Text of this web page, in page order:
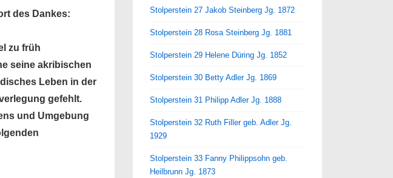
des Dankes:
zu früh
seine akribischen
Leben in der
gefehlt.
und Umgebung
Stolperstein 27 Jakob Steinberg Jg. 1872
Stolperstein 28 Rosa Steinberg Jg. 1881
Stolperstein 29 Helene Düring Jg. 1852
Stolperstein 30 Betty Adler Jg. 1869
Stolperstein 31 Philipp Adler Jg. 1888
Stolperstein 32 Ruth Filler geb. Adler Jg.
1929
Stolperstein 33 Fanny Philippsohn geb.
Heilbrunn Jg. 1873